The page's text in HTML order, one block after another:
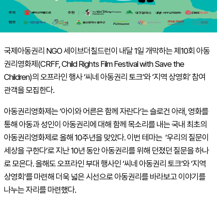
국제아동권리 NGO 세이브더칠드런이 내달 1일 개막하는 제10회 아동
권리영화제(CRFF, Child Rights Film Festival with Save the
Children)의 오프라인 행사 ‘씨네 아동권리 토크’와 ‘지역 상영회’ 참여
관객을 모집한다.
아동권리영화제는 ‘아이와 어른은 함께 자란다’는 슬로건 아래, 영화를
통해 아동과 성인이 아동권리에 대해 함께 목소리를 내는 국내 최초의
아동권리영화제로 올해 10주년을 맞았다. 이번 테마는 ‘우리의 질문이
세상을 구한다’로 지난 10년 동안 아동권리를 위해 던졌던 질문을 하나
로 모은다. 올해도 오프라인 부대 행사인 ‘씨네 아동권리 토크’와 ‘지역
상영회’를 마련해 더욱 넓은 시선으로 아동권리를 바라보고 이야기를
나누는 자리를 마련했다.